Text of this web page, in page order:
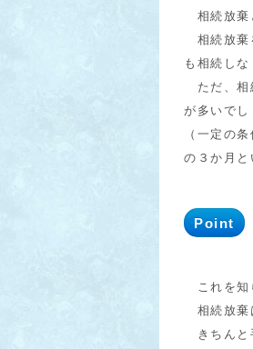
相続放棄
相続放棄
も相続しな
ただ、相
が多いで
（一定の
の３か月と
Point
これを知
相続放棄
きちんと